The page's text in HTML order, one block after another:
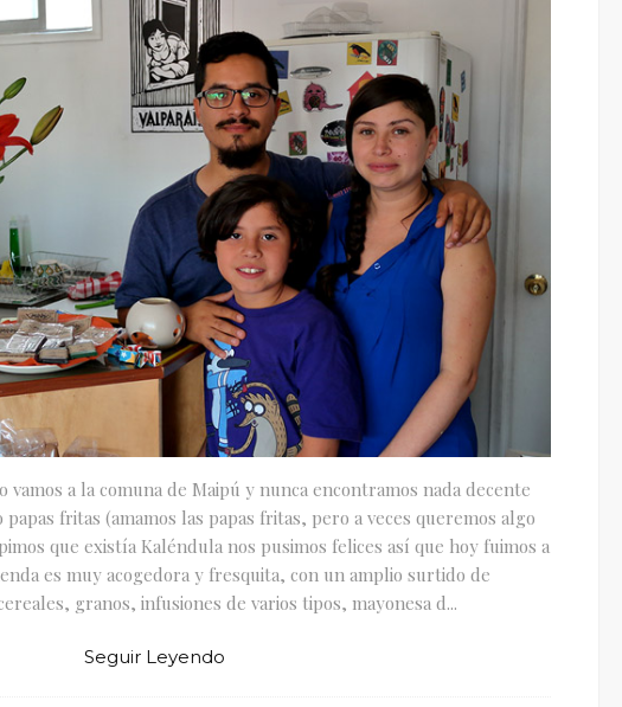
vamos a la comuna de Maipú y nunca encontramos nada decente
papas fritas (amamos las papas fritas, pero a veces queremos algo
que existía Kaléndula nos pusimos felices así que hoy fuimos a
es muy acogedora y fresquita, con un amplio surtido de
granos, infusiones de varios tipos, mayonesa d...
Seguir Leyendo